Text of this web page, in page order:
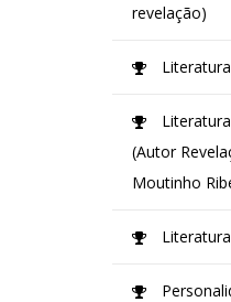
revelação)
(Autor
Moutinho